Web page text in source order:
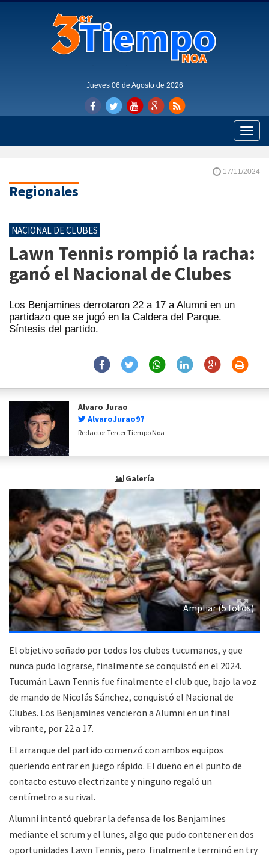
Jueves 06 de Agosto de 2026
Toggle
17/11/2024
Regionales
NACIONAL DE CLUBES
Lawn Tennis rompió la racha:
ganó el Nacional de Clubes
Los Benjamines derrotaron 22 a 17 a Alumni en un
partidazo que se jugó en la Caldera del Parque.
Síntesis del partido.
Alvaro Jurao
AlvaroJurao97
Redactor Tercer Tiempo Noa
Galería
Ampliar (5 fotos)
El objetivo soñado por todos los clubes tucumanos, y que
nunca pudo lograrse, finalmente se conquistó en el 2024.
Tucumán Lawn Tennis fue finalmente el club que, bajo la voz
de mando de Nicolás Sánchez, conquistó el Nacional de
Clubes. Los Benjamines vencieron a Alumni en un final
vibrante, por 22 a 17.
El arranque del partido comenzó con ambos equipos
queriendo entrar en juego rápido. El dueño en el punto de
contacto estuvo electrizante y ninguno regaló un
centímetro a su rival.
Alumni intentó quebrar la defensa de los Benjamines
mediante el scrum y el lunes, algo que pudo contener en dos
oportunidades Lawn Tennis, pero finalmente terminó en try